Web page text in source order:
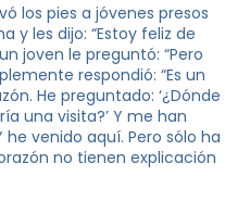
los pies a jóvenes presos
y les dijo: “Estoy feliz de
joven le preguntó: “Pero
respondió: “Es un
He preguntado: ‘¿Dónde
una visita?’ Y me han
venido aquí. Pero sólo ha
no tienen explicación